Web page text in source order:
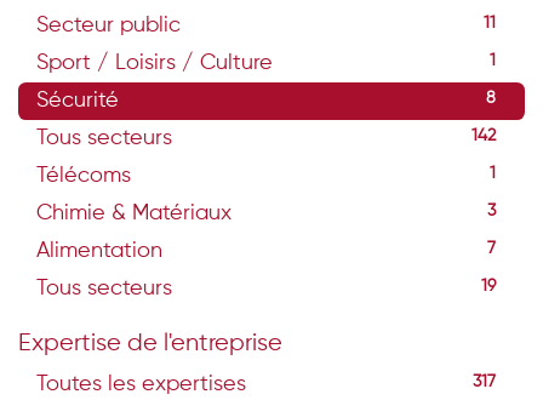
Secteur public 11
Sport / Loisirs / Culture 1
Sécurité 8
Tous secteurs 142
Télécoms 1
Chimie & Matériaux 3
Alimentation 7
Tous secteurs 19
Expertise de l'entreprise
Toutes les expertises 317